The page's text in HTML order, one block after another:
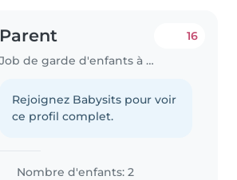
Parent
Job de garde d'enfants à Bertrange
16
Rejoignez Babysits pour voir
ce profil complet.
Nombre d'enfants: 2